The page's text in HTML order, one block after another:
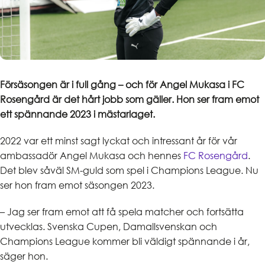
Försäsongen är i full gång – och för Angel Mukasa i FC
Rosengård är det hårt jobb som gäller. Hon ser fram emot
ett spännande 2023 i mästarlaget.
2022 var ett minst sagt lyckat och intressant år för vår
ambassadör Angel Mukasa och hennes FC Rosengård.
Det blev såväl SM-guld som spel i Champions League. Nu
ser hon fram emot säsongen 2023.
– Jag ser fram emot att få spela matcher och fortsätta
utvecklas. Svenska Cupen, Damallsvenskan och
Champions League kommer bli väldigt spännande i år,
säger hon.